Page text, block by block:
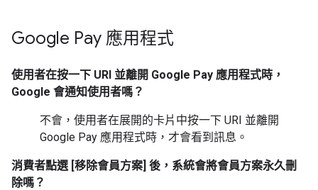
Google Pay 應用程式
使用者在按一下 URI 並離開 Google Pay 應用程式時，
Google 會通知使用者嗎？
不會，使用者在展開的卡片中按一下 URI 並離開
Google Pay 應用程式時，才會看到訊息。
消費者點選 [移除會員方案] 後，系統會將會員方案永久刪
除嗎？